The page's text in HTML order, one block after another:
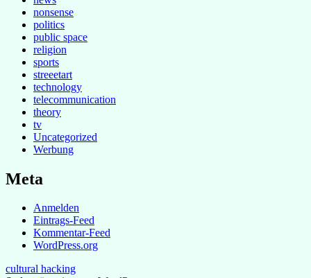
nonsense
politics
public space
religion
sports
streeetart
technology
telecommunication
theory
tv
Uncategorized
Werbung
Meta
Anmelden
Eintrags-Feed
Kommentar-Feed
WordPress.org
cultural hacking